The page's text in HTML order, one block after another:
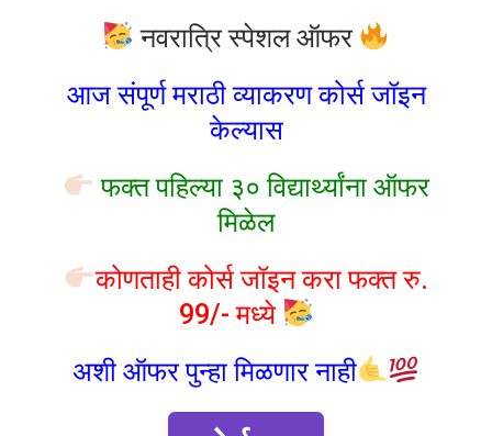
नवरात्रि स्पेशल ऑफर
आज संपूर्ण मराठी व्याकरण कोर्स जॉइन
केल्यास
फक्त पहिल्या ३० विद्यार्थ्यांना ऑफर
मिळेल
कोणताही कोर्स जॉइन करा फक्त रु.
99/- मध्ये
अशी ऑफर पुन्हा मिळणार नाही